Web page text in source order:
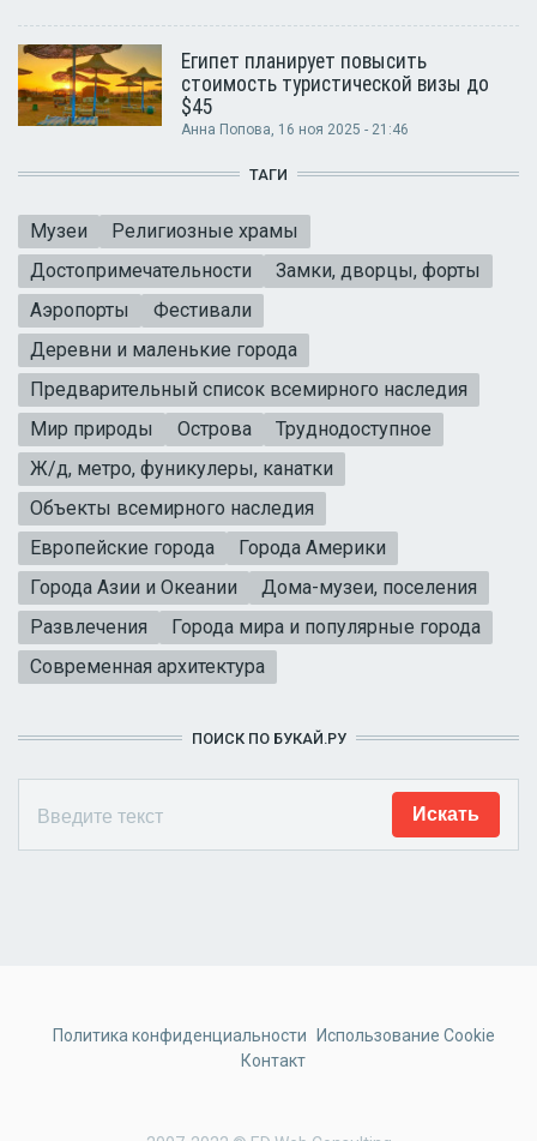
Египет планирует повысить
стоимость туристической визы до
$45
Анна Попова, 16 ноя 2025 - 21:46
ТАГИ
Музеи
Религиозные храмы
Достопримечательности
Замки, дворцы, форты
Аэропорты
Фестивали
Деревни и маленькие города
Предварительный список всемирного наследия
Мир природы
Острова
Труднодоступное
Ж/д, метро, фуникулеры, канатки
Объекты всемирного наследия
Европейские города
Города Америки
Города Азии и Океании
Дома-музеи, поселения
Развлечения
Города мира и популярные города
Современная архитектура
ПОИСК ПО БУКАЙ.РУ
Политика конфиденциальности
Использование Cookie
Контакт